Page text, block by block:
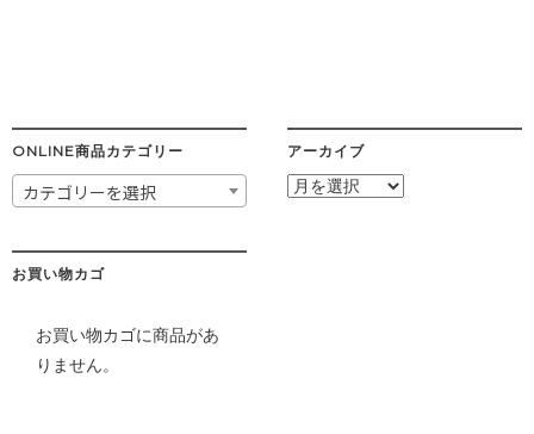
ONLINE商品カテゴリー
カテゴリーを選択
アーカイブ
ア
お買い物カゴ
お買い物カゴに商品があ
りません。